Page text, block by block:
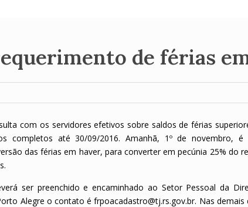
de férias
com os servidores efetivos sobre saldos de férias
completos até 30/09/2016. Amanhã, 1º de novembro,
das férias em haver, para converter em pecúnia 25% do
ser preenchido e encaminhado ao Setor Pessoal da
Alegre o contato é frpoacadastro@tj.rs.gov.br. Nas demais